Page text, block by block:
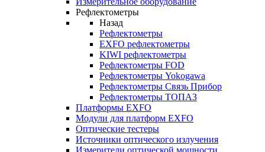
Рефлектометры
Назад
Рефлектометры
EXFO рефлектометры
KIWI рефлектометры
Рефлектометры FOD
Рефлектометры Yokogawa
Рефлектометры Связь Прибор
Рефлектометры ТОПАЗ
Платформы EXFO
Модули для платформ EXFO
Оптические тестеры
Источники оптического излучения
Измерители оптической мощности